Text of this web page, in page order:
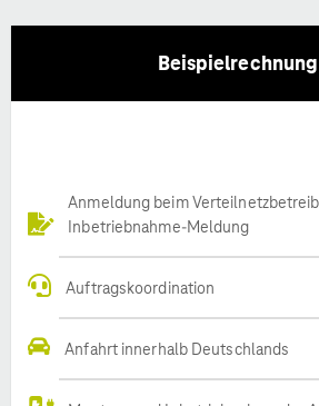
Anmeldung beim
Inbetriebnahme-Meldung
Auftragskoordination
Anfahrt innerhalb Deutschlands